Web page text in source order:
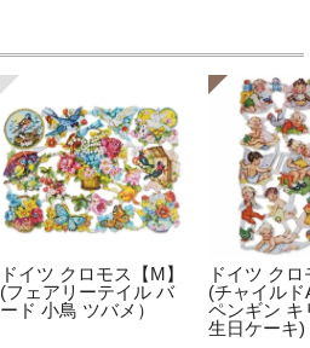
ドイツ クロモス【M】
(フェアリーテイル バ
ード 小鳥 ツバメ）
ドイツ ク
(チャイルド
ペンギン キ
生日ケーキ)